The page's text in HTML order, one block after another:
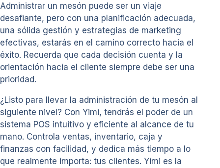
Administrar un mesón puede ser un viaje
desafiante, pero con una planificación adecuada,
una sólida gestión y estrategias de marketing
efectivas, estarás en el camino correcto hacia el
éxito. Recuerda que cada decisión cuenta y la
orientación hacia el cliente siempre debe ser una
prioridad.
¿Listo para llevar la administración de tu mesón al
siguiente nivel? Con Yimi, tendrás el poder de un
sistema POS intuitivo y eficiente al alcance de tu
mano. Controla ventas, inventario, caja y
finanzas con facilidad, y dedica más tiempo a lo
que realmente importa: tus clientes. Yimi es la